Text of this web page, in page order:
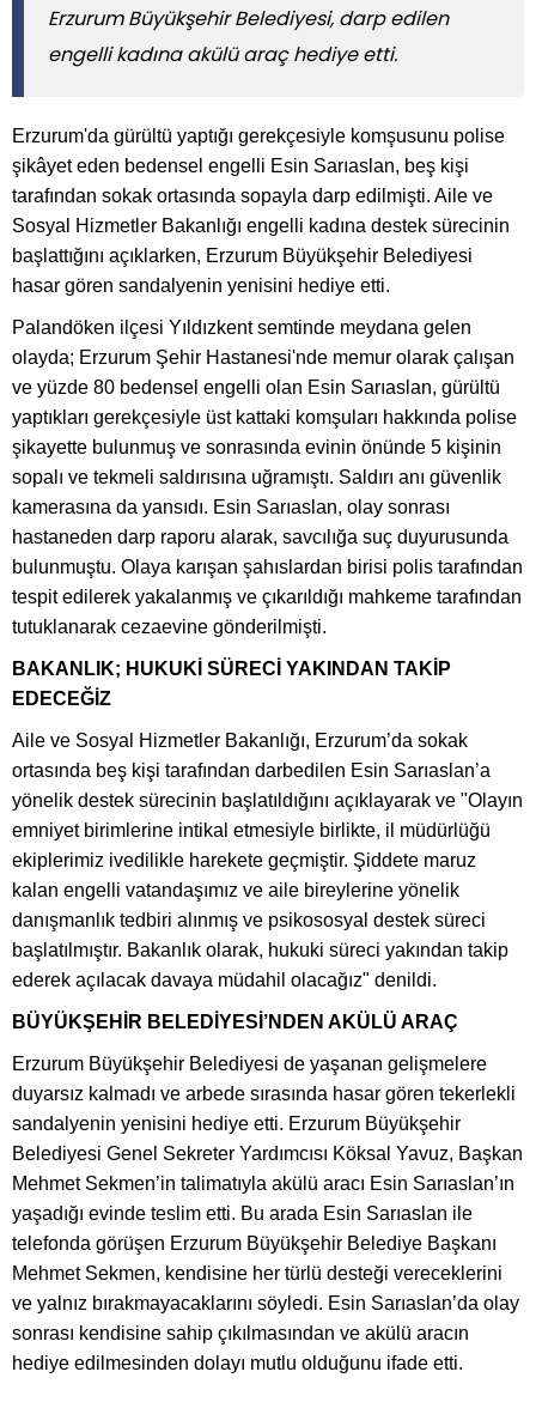
Erzurum Büyükşehir Belediyesi, darp edilen
engelli kadına akülü araç hediye etti.
Erzurum'da gürültü yaptığı gerekçesiyle komşusunu polise
şikâyet eden bedensel engelli Esin Sarıaslan, beş kişi
tarafından sokak ortasında sopayla darp edilmişti. Aile ve
Sosyal Hizmetler Bakanlığı engelli kadına destek sürecinin
başlattığını açıklarken, Erzurum Büyükşehir Belediyesi
hasar gören sandalyenin yenisini hediye etti.
Palandöken ilçesi Yıldızkent semtinde meydana gelen
olayda; Erzurum Şehir Hastanesi'nde memur olarak çalışan
ve yüzde 80 bedensel engelli olan Esin Sarıaslan, gürültü
yaptıkları gerekçesiyle üst kattaki komşuları hakkında polise
şikayette bulunmuş ve sonrasında evinin önünde 5 kişinin
sopalı ve tekmeli saldırısına uğramıştı. Saldırı anı güvenlik
kamerasına da yansıdı. Esin Sarıaslan, olay sonrası
hastaneden darp raporu alarak, savcılığa suç duyurusunda
bulunmuştu. Olaya karışan şahıslardan birisi polis tarafından
tespit edilerek yakalanmış ve çıkarıldığı mahkeme tarafından
tutuklanarak cezaevine gönderilmişti.
BAKANLIK; HUKUKİ SÜRECİ YAKINDAN TAKİP
EDECEĞİZ
Aile ve Sosyal Hizmetler Bakanlığı, Erzurum’da sokak
ortasında beş kişi tarafından darbedilen Esin Sarıaslan’a
yönelik destek sürecinin başlatıldığını açıklayarak ve "Olayın
emniyet birimlerine intikal etmesiyle birlikte, il müdürlüğü
ekiplerimiz ivedilikle harekete geçmiştir. Şiddete maruz
kalan engelli vatandaşımız ve aile bireylerine yönelik
danışmanlık tedbiri alınmış ve psikososyal destek süreci
başlatılmıştır. Bakanlık olarak, hukuki süreci yakından takip
ederek açılacak davaya müdahil olacağız" denildi.
BÜYÜKŞEHİR BELEDİYESİ’NDEN AKÜLÜ ARAÇ
Erzurum Büyükşehir Belediyesi de yaşanan gelişmelere
duyarsız kalmadı ve arbede sırasında hasar gören tekerlekli
sandalyenin yenisini hediye etti. Erzurum Büyükşehir
Belediyesi Genel Sekreter Yardımcısı Köksal Yavuz, Başkan
Mehmet Sekmen’in talimatıyla akülü aracı Esin Sarıaslan’ın
yaşadığı evinde teslim etti. Bu arada Esin Sarıaslan ile
telefonda görüşen Erzurum Büyükşehir Belediye Başkanı
Mehmet Sekmen, kendisine her türlü desteği vereceklerini
ve yalnız bırakmayacaklarını söyledi. Esin Sarıaslan’da olay
sonrası kendisine sahip çıkılmasından ve akülü aracın
hediye edilmesinden dolayı mutlu olduğunu ifade etti.